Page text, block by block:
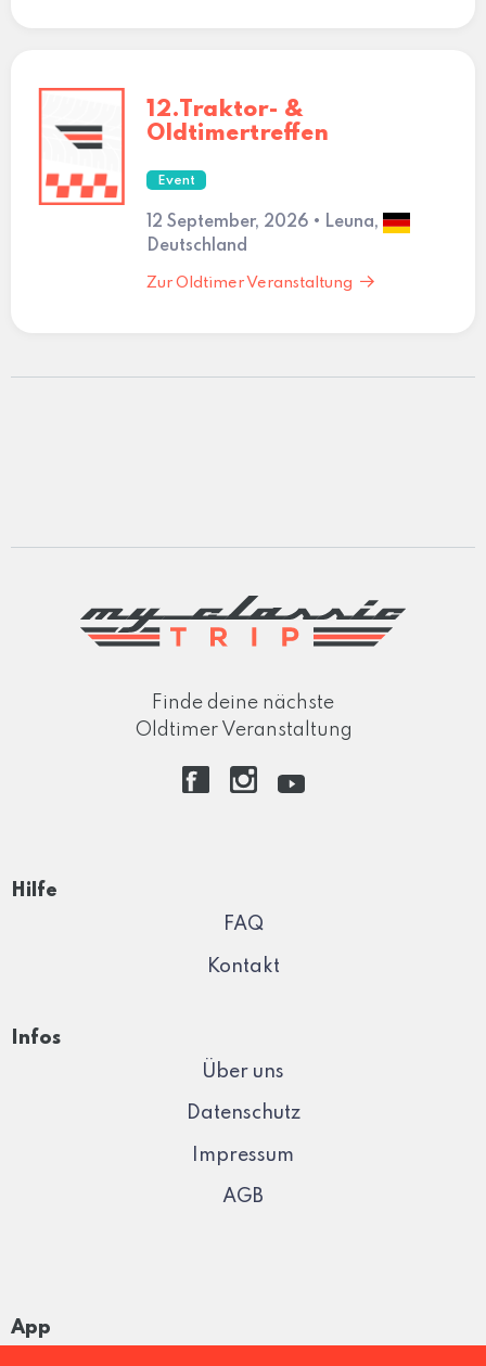
12.Traktor- &
Oldtimertreffen
Event
12 September, 2026 • Leuna,
Deutschland
Zur Oldtimer Veranstaltung
Finde deine nächste
Oldtimer Veranstaltung
Hilfe
FAQ
Kontakt
Infos
Über uns
Datenschutz
Impressum
AGB
App